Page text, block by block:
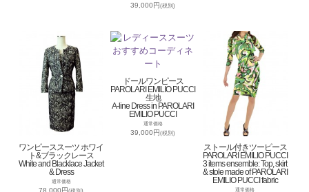
39,000円(税別)
ワンピーススーツ ホワイ
ト&ブラックレース
White and Blacklace Jacket
& Dress
通常価格
78,000円
ドールワンピース
PAROLARI EMILIO PUCCI
生地
A-line Dress in PAROLARI
EMILIO PUCCI
通常価格
39,000円(税別)
ストール付きツーピース
PAROLARI EMILIO PUCCI
3 items ensemble: Top, skirt
& stole made of PAROLARI
EMILIO PUCCI fabric
通常価格